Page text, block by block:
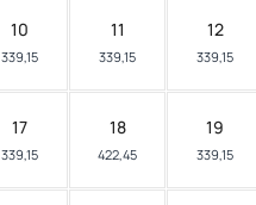
10
339,15
11
339,15
12
339,15
17
339,15
18
422,45
19
339,15